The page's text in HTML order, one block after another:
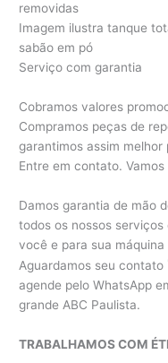
removidas
Imagem ilustra tanque
sabão em pó
Serviço com garantia
Cobramos valores
Compramos peças de
garantimos assim
Entre em contato.
Damos garantia de mão
todos os nossos
você e para sua máquina
Aguardamos seu contato
agende pelo WhatsApp
grande ABC Paulista.
TRABALHAMOS COM